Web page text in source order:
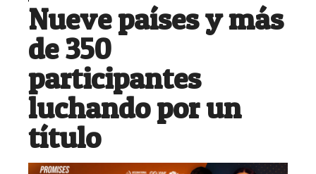
Nueve países y más
de 350
participantes
luchando por un
título